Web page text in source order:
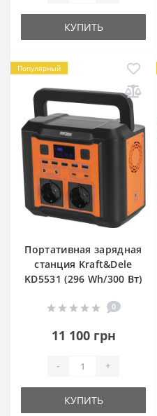
КУПИТЬ
Популярный
Портативная зарядная
станция Kraft&Dele
KD5531 (296 Wh/300 Вт)
0
11 100 грн
- +
КУПИТЬ